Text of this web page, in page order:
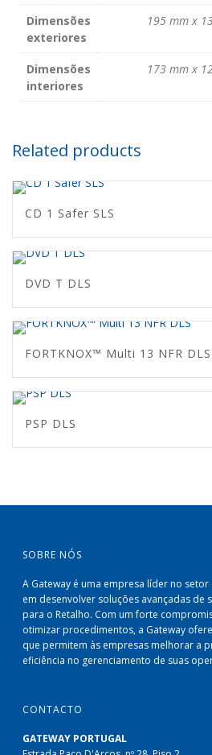
Dimensões
exteriores
195 mm x
Dimensões
interiores
173 mm x
Related products
CD 1 Safer SLS
DVD T DLS
FORTKNOX™ Multi 13 NFR DLS
PSP DLS
SOBRE NÓS
A Gateway é uma empresa líder no
em desenvolver soluções avançadas de
para o Retalho. Com um forte
otimizar procedimentos, a Gateway
que permitem às empresas melhorar a
eficiência no gerenciamento de suas
CONTACTO
GATEWAY PORTUGAL